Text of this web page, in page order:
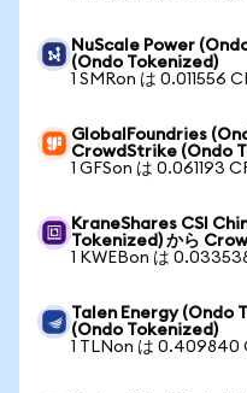
NuScale Power
(Ondo Tokenized)
1 SMRon は 0.011556
GlobalFoundries
CrowdStrike (Ondo
1 GFSon は 0.061193
KraneShares CSI
Tokenized) から
1 KWEBon は
Talen Energy (Ondo
(Ondo Tokenized)
1 TLNon は 0.409840